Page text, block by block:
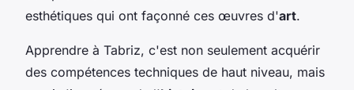
esthétiques qui ont façonné ces œuvres d'art.
Apprendre à Tabriz, c'est non seulement acquérir
des compétences techniques de haut niveau, mais